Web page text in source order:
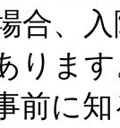
合、
りま
前に